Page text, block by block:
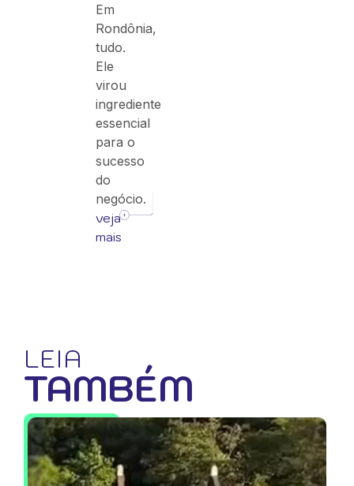
Em
Rondônia,
tudo.
Ele
virou
ingrediente
essencial
para o
sucesso
do
negócio.
veja
mais
LEIA
TAMBÉM